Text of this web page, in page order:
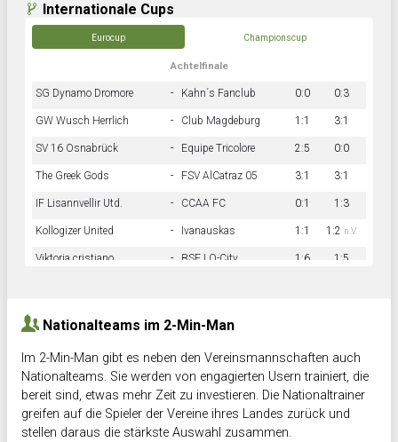
Internationale Cups
Eurocup Championscup
Achtelfinale
SG Dynamo Dromore - Kahn´s Fanclub 0:0 0:3
GW Wusch Herrlich - Club Magdeburg 1:1 3:1
SV 16 Osnabrück - Equipe Tricolore 2:5 0:0
The Greek Gods - FSV AlCatraz 05 3:1 3:1
IF Lisannvellir Utd. - CCAA FC 0:1 1:3
Kollogizer United - Ivanauskas 1:1 1:2 n.V.
Viktoria cristiano - BSF LO-City 1:6 1:5
Nationalteams im 2-Min-Man
Im 2-Min-Man gibt es neben den Vereinsmannschaften auch
Nationalteams. Sie werden von engagierten Usern trainiert, die
bereit sind, etwas mehr Zeit zu investieren. Die Nationaltrainer
greifen auf die Spieler der Vereine ihres Landes zurück und
stellen daraus die stärkste Auswahl zusammen.